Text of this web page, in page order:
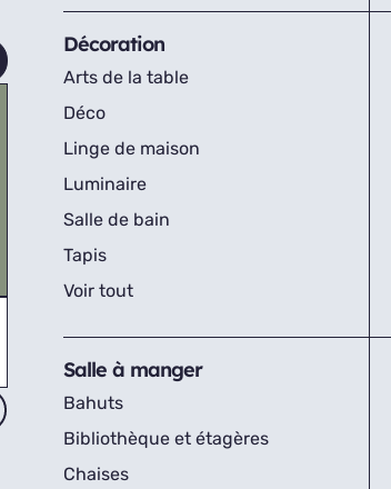
Décoration
Arts de la table
Déco
Linge de maison
Luminaire
Salle de bain
Tapis
Voir tout
Salle à manger
Bahuts
Bibliothèque et étagères
Chaises